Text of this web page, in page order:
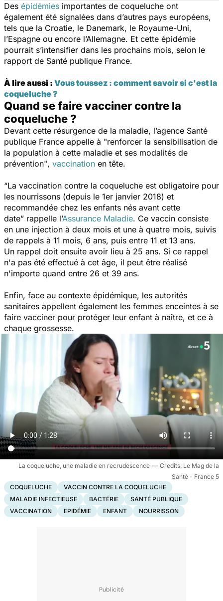
Des épidémies importantes de coqueluche ont
également été signalées dans d’autres pays européens,
tels que la Croatie, le Danemark, le Royaume-Uni,
l’Espagne ou encore l’Allemagne. Et cette épidémie
pourrait s’intensifier dans les prochains mois, selon le
rapport de Santé publique France.
À lire aussi : Vous toussez : comment savoir si c'est la
coqueluche ?
Quand se faire vacciner contre la
coqueluche ?
Devant cette résurgence de la maladie, l’agence Santé
publique France appelle à "renforcer la sensibilisation de
la population à cette maladie et ses modalités de
prévention", vaccination en tête.
“La vaccination contre la coqueluche est obligatoire pour
les nourrissons (depuis le 1er janvier 2018) et
recommandée chez les enfants nés avant cette
date” rappelle l’Assurance Maladie. Ce vaccin consiste
en une injection à deux mois et une à quatre mois, suivis
de rappels à 11 mois, 6 ans, puis entre 11 et 13 ans.
Un rappel doit ensuite avoir lieu à 25 ans. Si ce rappel
n'a pas été effectué à cet âge, il peut être réalisé
n'importe quand entre 26 et 39 ans.
Enfin, face au contexte épidémique, les autorités
sanitaires appellent également les femmes enceintes à se
faire vacciner pour protéger leur enfant à naître, et ce à
chaque grossesse.
La coqueluche, une maladie en recrudescence
Le Mag de la
Santé - France 5
COQUELUCHE
VACCIN CONTRE LA COQUELUCHE
MALADIE INFECTIEUSE
BACTÉRIE
SANTÉ PUBLIQUE
VACCINATION
EPIDÉMIE ENFANT NOURRISSON